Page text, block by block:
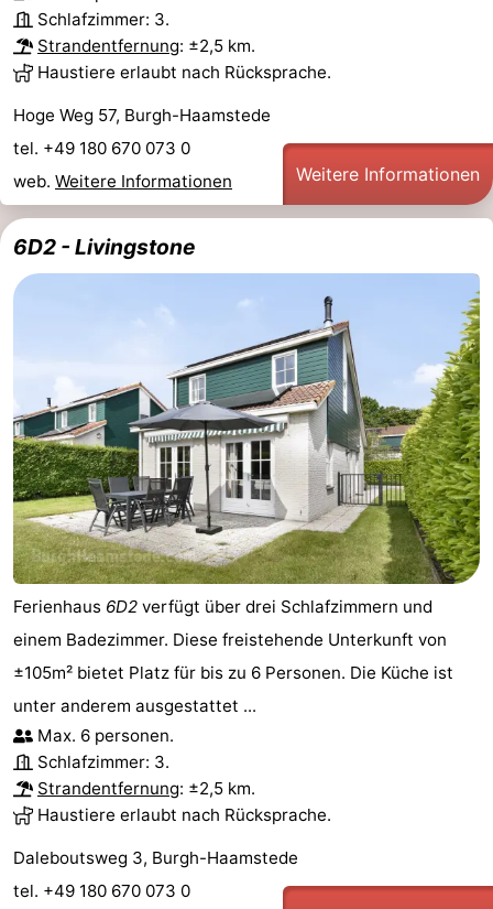
Hof
Haamstede
Zimmer
Frühstück)
Strand
&
tun
-
Museen
-
Mühlen
-
Aussichtspunkte
Attraktionen
-
Rundfahrten
-
Spielplätze
-
Indoor-
Spielplätze
-
Bowling
Minigolfplätze
Wellness-
Zentren
Dörfer
Städte
Führungen
Schlafzimmer: 3.
Strandentfernung: ±2,5 km.
Haustiere erlaubt nach Rücksprache.
Hoge Weg 57, Burgh-Haamstede
tel. +49 180 670 073 0
web. Weitere Informationen Weitere Informationen
6D2 - Livingstone
Ferienhaus 6D2 verfügt über drei Schlafzimmern und
einem Badezimmer. Diese freistehende Unterkunft von
±105m² bietet Platz für bis zu 6 Personen. Die Küche ist
unter anderem ausgestattet ...
Max. 6 personen.
Schlafzimmer: 3.
Strandentfernung: ±2,5 km.
Haustiere erlaubt nach Rücksprache.
Daleboutsweg 3, Burgh-Haamstede
tel. +49 180 670 073 0